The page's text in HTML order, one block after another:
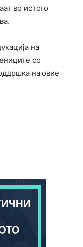
во истото
на
со
на овие